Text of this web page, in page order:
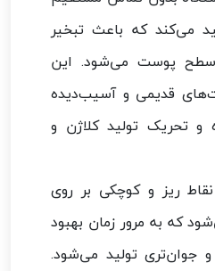
می‌کند که باعث تبخیر
سطح پوست می‌شود. این
قدیمی و آسیب‌دیده
و تحریک تولید کلاژن و
نقاط ریز و کوچکی بر روی
که به مرور زمان بهبود
جوان‌تری تولید می‌شود.